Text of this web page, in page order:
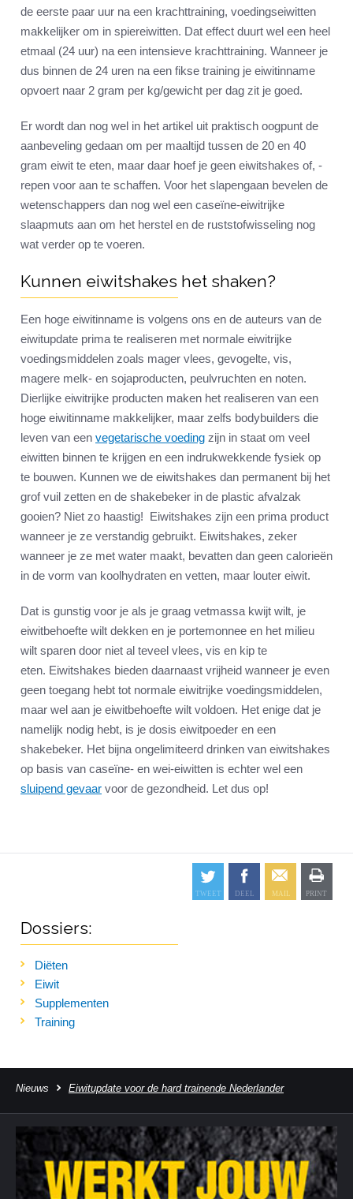
de eerste paar uur na een krachttraining, voedingseiwitten
makkelijker om in spiereiwitten. Dat effect duurt wel een heel
etmaal (24 uur) na een intensieve krachttraining. Wanneer je
dus binnen de 24 uren na een fikse training je eiwitinname
opvoert naar 2 gram per kg/gewicht per dag zit je goed.
Er wordt dan nog wel in het artikel uit praktisch oogpunt de
aanbeveling gedaan om per maaltijd tussen de 20 en 40
gram eiwit te eten, maar daar hoef je geen eiwitshakes of, -
repen voor aan te schaffen. Voor het slapengaan bevelen de
wetenschappers dan nog wel een caseïne-eiwitrijke
slaapmuts aan om het herstel en de ruststofwisseling nog
wat verder op te voeren.
Kunnen eiwitshakes het shaken?
Een hoge eiwitinname is volgens ons en de auteurs van de
eiwitupdate prima te realiseren met normale eiwitrijke
voedingsmiddelen zoals mager vlees, gevogelte, vis,
magere melk- en sojaproducten, peulvruchten en noten.
Dierlijke eiwitrijke producten maken het realiseren van een
hoge eiwitinname makkelijker, maar zelfs bodybuilders die
leven van een vegetarische voeding zijn in staat om veel
eiwitten binnen te krijgen en een indrukwekkende fysiek op
te bouwen. Kunnen we de eiwitshakes dan permanent bij het
grof vuil zetten en de shakebeker in de plastic afvalzak
gooien? Niet zo haastig! Eiwitshakes zijn een prima product
wanneer je ze verstandig gebruikt. Eiwitshakes, zeker
wanneer je ze met water maakt, bevatten dan geen calorieën
in de vorm van koolhydraten en vetten, maar louter eiwit.
Dat is gunstig voor je als je graag vetmassa kwijt wilt, je
eiwitbehoefte wilt dekken en je portemonnee en het milieu
wilt sparen door niet al teveel vlees, vis en kip te
eten. Eiwitshakes bieden daarnaast vrijheid wanneer je even
geen toegang hebt tot normale eiwitrijke voedingsmiddelen,
maar wel aan je eiwitbehoefte wilt voldoen. Het enige dat je
namelijk nodig hebt, is je dosis eiwitpoeder en een
shakebeker. Het bijna ongelimiteerd drinken van eiwitshakes
op basis van caseïne- en wei-eiwitten is echter wel een
sluipend gevaar voor de gezondheid. Let dus op!
Dossiers:
Diëten
Eiwit
Supplementen
Training
Nieuws Eiwitupdate voor de hard trainende Nederlander